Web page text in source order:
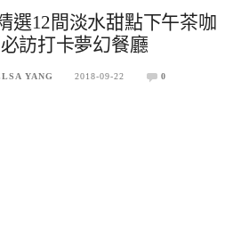
選12間淡水甜點下午茶咖
訪打卡夢幻餐廳
YANG 2018-09-22 0